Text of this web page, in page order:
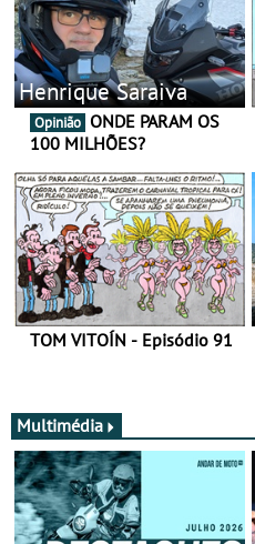
Henrique Saraiva
Opinião
100 MILHÕES?
TOM VITOÍN - Episódio 91
Multimédia